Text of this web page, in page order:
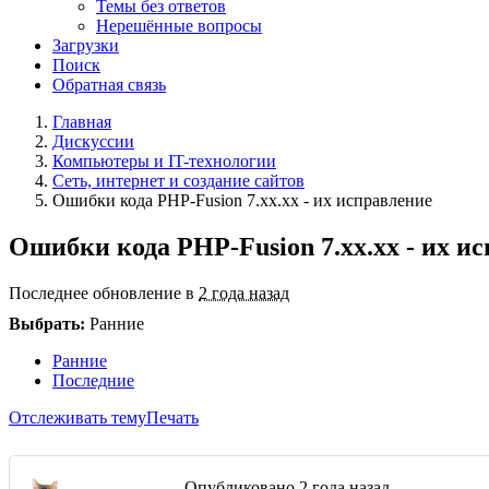
Темы без ответов
Нерешённые вопросы
Загрузки
Поиск
Обратная связь
Главная
Дискуссии
Компьютеры и IT-технологии
Сеть, интернет и создание сайтов
Ошибки кода PHP-Fusion 7.хх.хх - их исправление
Ошибки кода PHP-Fusion 7.хх.хх - их
Последнее обновление в 2 года назад
Выбрать: Ранние
Ранние
Последние
Отслеживать темуПечать